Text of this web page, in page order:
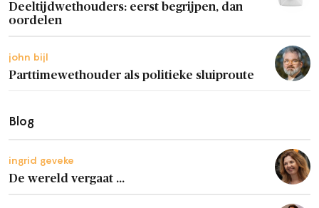
Deeltijdwethouders: eerst begrijpen, dan
oordelen
john bijl
Parttimewethouder als politieke sluiproute
Blog
ingrid geveke
De wereld vergaat ...